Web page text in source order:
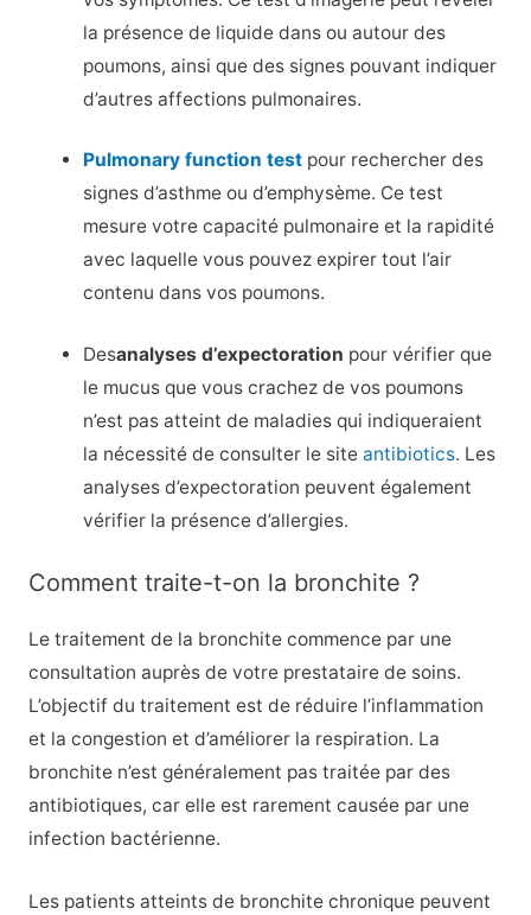
la présence de liquide dans ou autour des
poumons, ainsi que des signes pouvant indiquer
d’autres affections pulmonaires.
Pulmonary function test pour rechercher des
signes d’asthme ou d’emphysème. Ce test
mesure votre capacité pulmonaire et la rapidité
avec laquelle vous pouvez expirer tout l’air
contenu dans vos poumons.
Desanalyses d’expectoration pour vérifier que
le mucus que vous crachez de vos poumons
n’est pas atteint de maladies qui indiqueraient
la nécessité de consulter le siteantibiotics. Les
analyses d’expectoration peuvent également
vérifier la présence d’allergies.
Comment traite-t-on la bronchite ?
Le traitement de la bronchite commence par une
consultation auprès de votre prestataire de soins.
L’objectif du traitement est de réduire l’inflammation
et la congestion et d’améliorer la respiration. La
bronchite n’est généralement pas traitée par des
antibiotiques, car elle est rarement causée par une
infection bactérienne.
Les patients atteints de bronchite chronique peuvent